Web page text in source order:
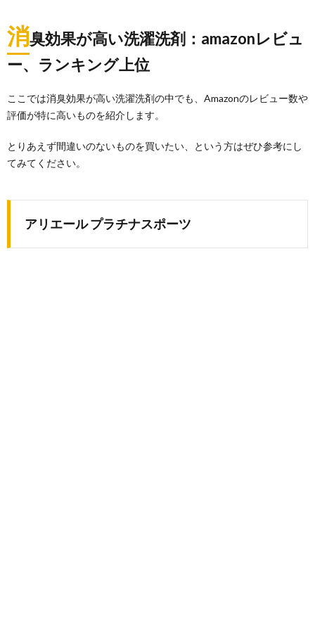
消臭効果が高い洗濯洗剤：amazonレビュ
ー、ランキング上位
ここでは消臭効果が高い洗濯洗剤の中でも、Amazonのレビュー数や
評価が特に高いものを紹介します。
とりあえず間違いのないものを買いたい、という方はぜひ参考にし
てみてください。
アリエール プラチナスポーツ